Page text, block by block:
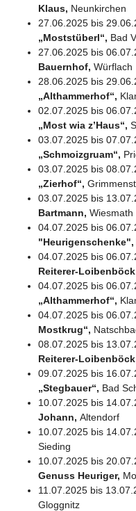
Klaus, Neunkirchen
27.06.2025 bis
„Moststüberl“, Bad
27.06.2025 bis
Bauernhof, Würflach
28.06.2025 bis
„Althammerhof“,
02.07.2025 bis
„Most wia z’Haus“,
03.07.2025 bis
„Schmoizgruam“,
03.07.2025 bis
„Zierhof“,
03.07.2025 bis
Bartmann, Wiesmath
04.07.2025 bis
"Heurigenschenke",
04.07.2025 bis
Reiterer-
04.07.2025 bis
„Althammerhof“,
04.07.2025 bis
Mostkrug“,
08.07.2025 bis
Reiterer-
09.07.2025 bis
„Stegbauer“, Bad
10.07.2025 bis
Johann, Altendorf
10.07.2025 bis
Sieding
10.07.2025 bis
Genuss Heuriger,
11.07.2025 bis
Gloggnitz